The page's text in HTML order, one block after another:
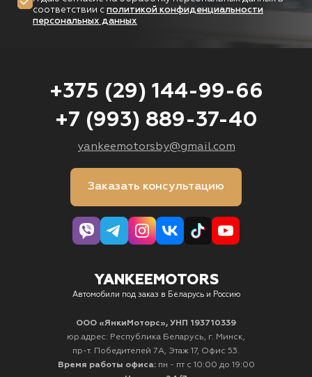
соответствии с политикой конфиденциальности
персональных данных
+375 (29) 144-99-66
+7 (993) 889-37-40
yankeemotorsby@gmail.com
Заказать консультацию
YANKEEMOTORS
Автомобили под заказ в Беларусь и Россию
ООО «ЯнкиМоторс», УНП 193710339
юр.адрес: Республика Беларусь, г. Минск,
пр-т. Победителей 7А, Этаж 17, Офис 53.
Время работы офиса: пн - пт с 10:00 до 19:00